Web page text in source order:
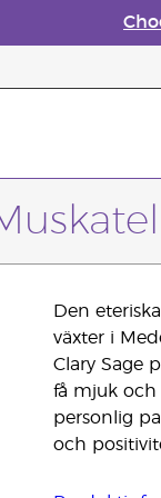
Den
växter i
Clary Sage
få mjuk och
personlig
och